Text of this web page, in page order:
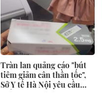
Tràn lan quảng cáo "bút
tiêm giảm cân thần tốc",
Sở Y tế Hà Nội yêu cầu